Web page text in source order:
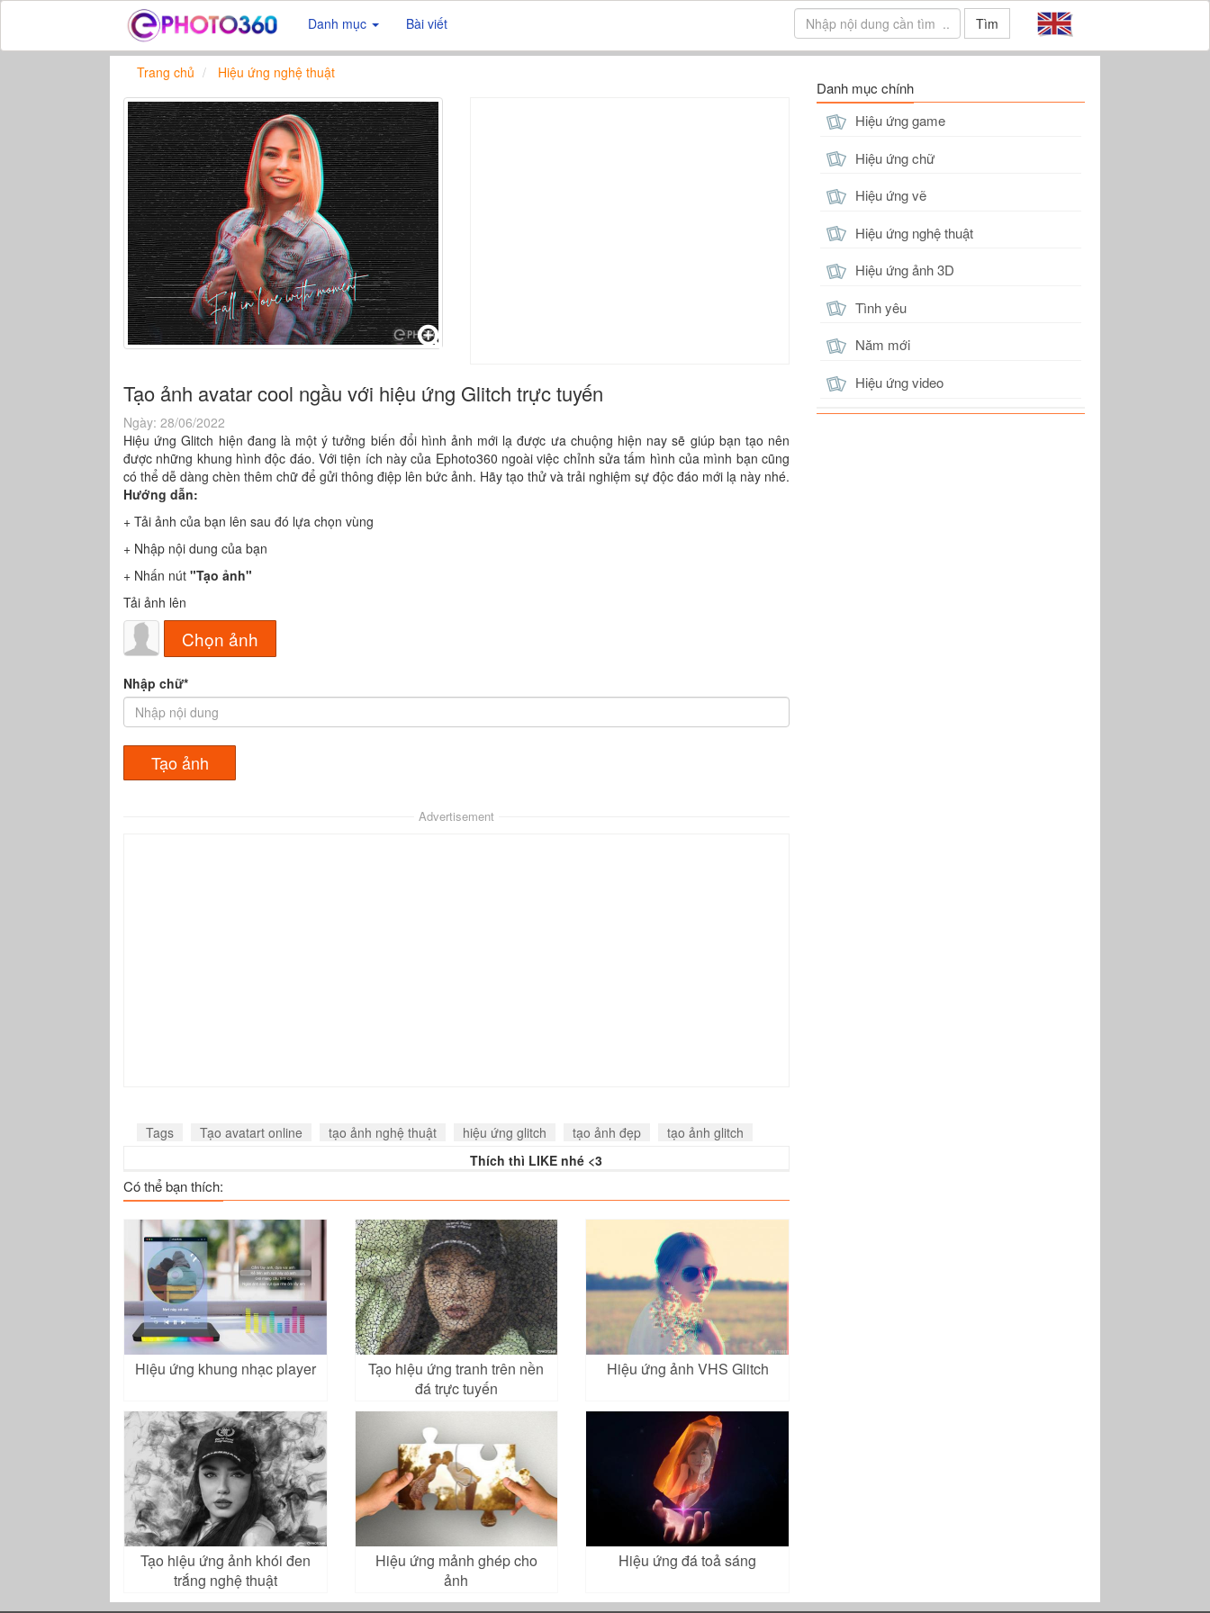
Danh mục Bài viết Tìm
Trang chủ Hiệu ứng nghệ thuật
Tạo ảnh avatar cool ngầu với hiệu ứng Glitch trực tuyến
Ngày: 28/06/2022
Hiệu ứng Glitch hiện đang là một ý tưởng biến đổi hình ảnh mới lạ được ưa chuộng hiện nay sẽ giúp bạn tạo nên
được những khung hình độc đáo. Với tiện ích này của Ephoto360 ngoài việc chỉnh sửa tấm hình của mình bạn cũng
có thể dễ dàng chèn thêm chữ để gửi thông điệp lên bức ảnh. Hãy tạo thử và trải nghiệm sự độc đáo mới lạ này nhé.
Hướng dẫn:
+ Tải ảnh của bạn lên sau đó lựa chọn vùng
+ Nhập nội dung của bạn
+ Nhấn nút "Tạo ảnh"
Tải ảnh lên
Chọn ảnh
Nhập chữ*
Advertisement
Tags Tạo avatart online tạo ảnh nghệ thuật hiệu ứng glitch tạo ảnh đẹp
tạo ảnh glitch
Thích thì LIKE nhé <3
Có thể bạn thích:
Hiệu ứng khung nhạc player
Tạo hiệu ứng tranh trên nền
đá trực tuyến
Hiệu ứng ảnh VHS Glitch
Tạo hiệu ứng ảnh khói đen
trắng nghệ thuật
Hiệu ứng mảnh ghép cho
ảnh
Hiệu ứng đá toả sáng
Danh mục chính
Hiệu ứng game
Hiệu ứng chữ
Hiệu ứng vẽ
Hiệu ứng nghệ thuật
Hiệu ứng ảnh 3D
Tình yêu
Năm mới
Hiệu ứng video